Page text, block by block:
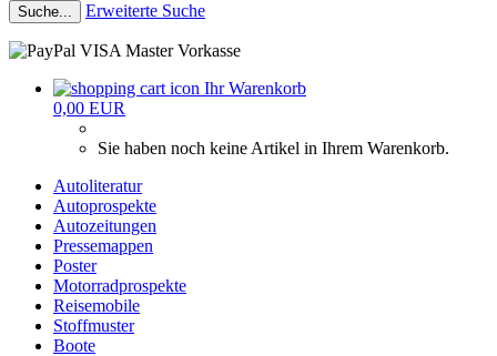
Suche... Erweiterte Suche
Ihr Warenkorb
0,00 EUR
Sie haben noch keine Artikel in Ihrem Warenkorb.
Autoliteratur
Autoprospekte
Autozeitungen
Pressemappen
Poster
Motorradprospekte
Reisemobile
Stoffmuster
Boote